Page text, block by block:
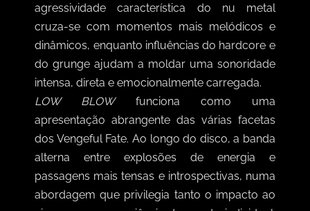
agressividade característica do nu metal
cruza-se com momentos mais melódicos e
dinâmicos, enquanto influências do hardcore e
do grunge ajudam a moldar uma sonoridade
intensa, direta e emocionalmente carregada.
LOW BLOWfunciona como uma
apresentação abrangente das várias facetas
dos Vengeful Fate. Ao longo do disco, a banda
alterna entre explosões de energia e
passagens mais tensas e introspectivas, numa
abordagem que privilegia tanto o impacto ao